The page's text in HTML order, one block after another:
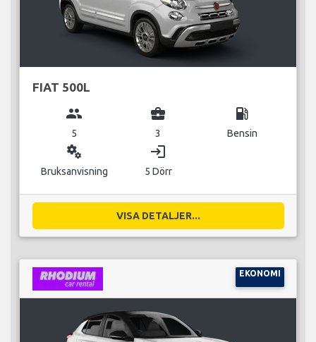
FIAT 500L
group
5
business_center
3
local_gas_station
Bensin
miscellaneous_services
Bruksanvisning
login
5 Dörr
VISA DETALJER...
EKONOMI